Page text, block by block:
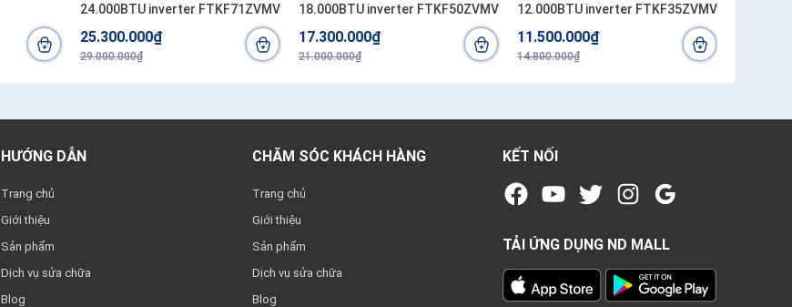
24.000BTU inverter FTKF71ZVMV
25.300.000₫
29.000.000₫
18.000BTU inverter FTKF50ZVMV
17.300.000₫
21.000.000₫
12.000BTU inverter FTKF35ZVMV
11.500.000₫
14.800.000₫
HƯỚNG DẪN
Trang chủ
Giới thiệu
Sản phẩm
Dịch vụ sửa chữa
Blog
CHĂM SÓC KHÁCH HÀNG
Trang chủ
Giới thiệu
Sản phẩm
Dịch vụ sửa chữa
Blog
KẾT NỐI
TẢI ỨNG DỤNG ND MALL